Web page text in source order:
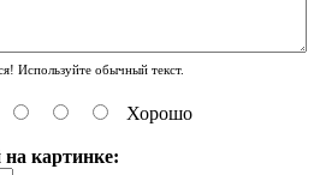
Используйте обычный текст.
Хорошо
картинке: